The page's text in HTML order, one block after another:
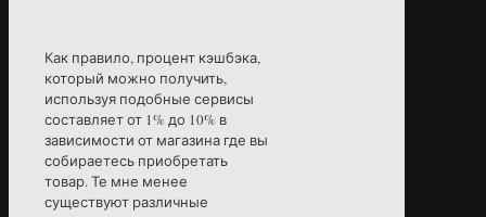
Как правило, процент кэшбэка,
который можно получить,
используя подобные сервисы
составляет от 1% до 10% в
зависимости от магазина где вы
собираетесь приобретать
товар. Те мне менее
существуют различные